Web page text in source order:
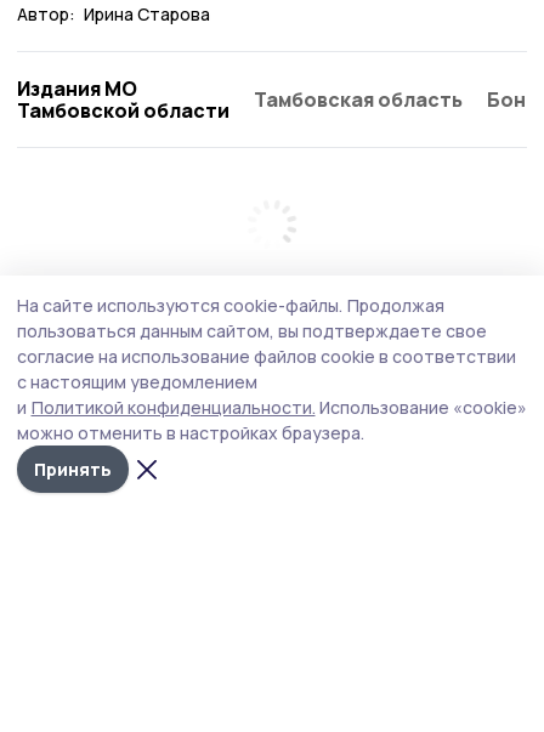
Автор: Ирина Старова
Издания МО
Тамбовской области
Тамбовская область
На сайте используются cookie-файлы. Продолжая
пользоваться данным сайтом, вы подтверждаете свое
согласие на использование файлов cookie в соответствии
с настоящим уведомлением
и Политикой конфиденциальности. Использование «cookie»
можно отменить в настройках браузера.
Принять